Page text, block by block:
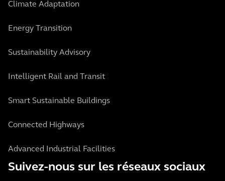
Climate Adaptation
Energy Transition
Sustainability Advisory
Intelligent Rail and Transit
Smart Sustainable Buildings
Connected Highways
Advanced Industrial Facilities
Suivez-nous sur les réseaux sociaux